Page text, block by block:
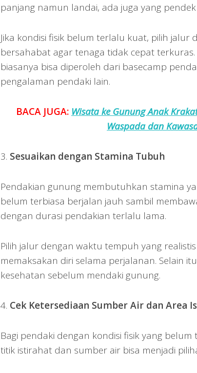
panjang namun landai, ada juga yang
Jika kondisi fisik belum terlalu kuat, pilih jalur
bersahabat agar tenaga tidak cepat
biasanya bisa diperoleh dari basecamp
pengalaman pendaki lain.
BACA JUGA: Wisata ke Gunung Anak
Waspada dan
3. Sesuaikan dengan Stamina Tubuh
Pendakian gunung membutuhkan stamina
belum terbiasa berjalan jauh sambil
dengan durasi pendakian terlalu lama.
Pilih jalur dengan waktu tempuh yang
memaksakan diri selama perjalanan. Selain
kesehatan sebelum mendaki gunung.
4. Cek Ketersediaan Sumber Air dan Area
Bagi pendaki dengan kondisi fisik yang
titik istirahat dan sumber air bisa menjadi